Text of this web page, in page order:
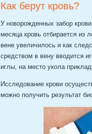
Как берут кровь?
У новорожденных забор
месяца кровь отбирается из
вене увеличилось и как
средством в вену вводится
иглы, на место укола
Исследование крови
можно получить результат